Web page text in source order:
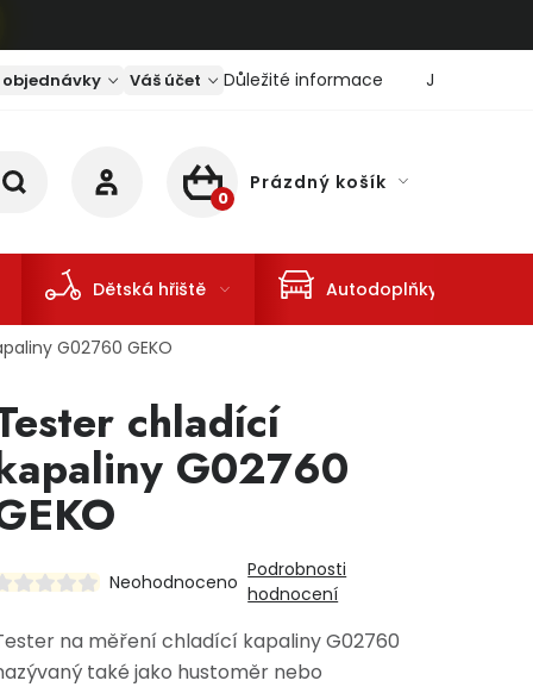
Váš účet Důležité informace Jaký je
NÁKUPNÍ KOŠÍK
Prázdný košík
Dětská hřiště Autodoplňky
G02760 GEKO
chladící
G02760
Neohodnoceno
Podrobnosti
hodnocení
na měření chladící kapaliny G02760
také jako hustoměr nebo